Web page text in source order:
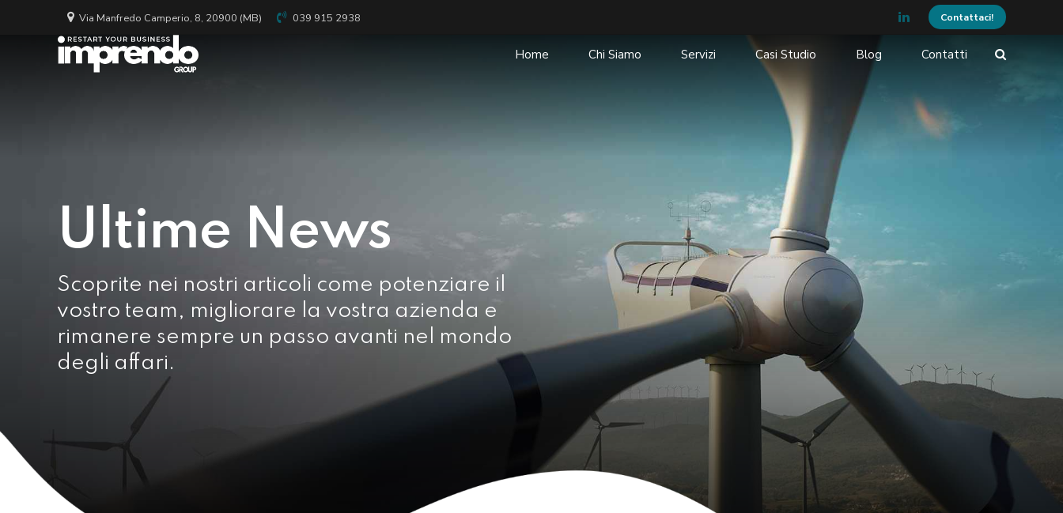
Via Manfredo Camperio, 8, 20900 (MB) 039 915 2938 Contattaci!
Home Chi Siamo Servizi Casi Studio Blog Contatti
Ultime News
Scoprite nei nostri articoli come potenziare il
vostro team, migliorare la vostra azienda e
rimanere sempre un passo avanti nel mondo
degli affari.